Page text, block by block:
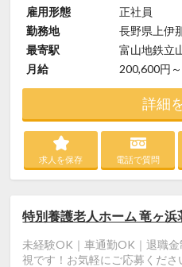
雇用形態
正社員
勤務地
長野県上伊
最寄駅
富山地鉄立
月給
200,600円
詳細
求人を保存 電話で質問
特別養護老人ホーム 竜ヶ浜
未経験OK｜車通勤OK｜退職
視です！お気軽にご応募くださ